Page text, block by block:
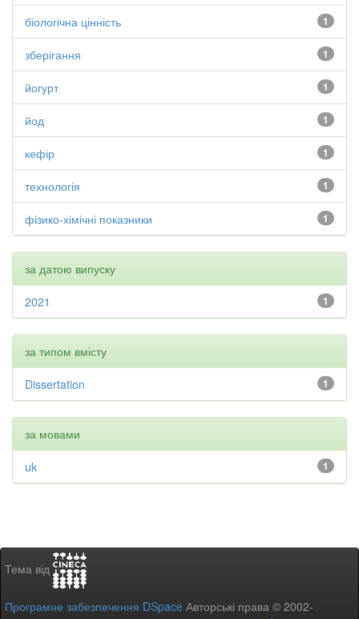
1
біологічна цінність
1
зберігання
1
йогурт
1
йод
1
кефір
1
технологія
1
фізико-хімічні показники
за датою випуску
1
2021
за типом вмісту
1
Dissertation
за мовами
1
uk
Тема від
Програмне забезпечення DSpace Авторські права © 2002-